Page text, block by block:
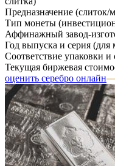
Предназначение (слиток/
Тип монеты
Аффинажный завод-
Год выпуска и серия (для
Соответствие упаковки
Текущая биржевая
оценить серебро онлайн